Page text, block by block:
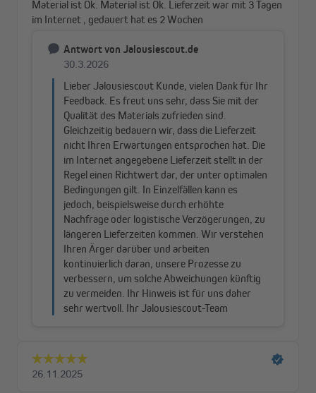
adäquate Dämmung und erhebliche Einsparpotenziale